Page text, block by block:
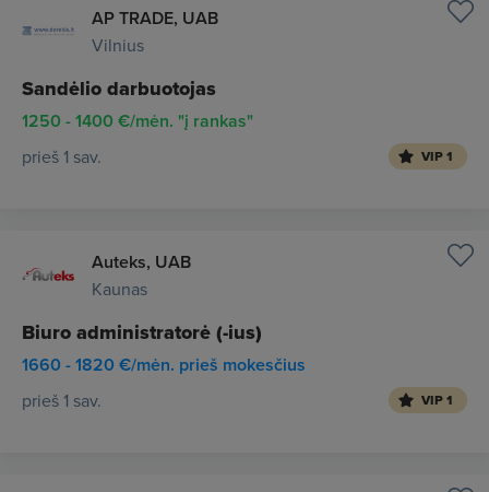
AP TRADE, UAB
Vilnius
Sandėlio darbuotojas
1250 - 1400 €/mėn. "į rankas"
prieš 1 sav. VIP 1
Auteks, UAB
Kaunas
Biuro administratorė (-ius)
1660 - 1820 €/mėn. prieš mokesčius
prieš 1 sav. VIP 1